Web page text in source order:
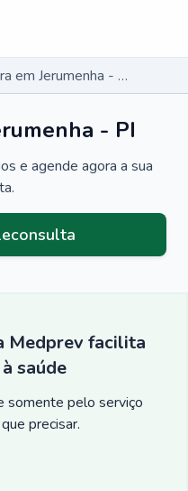
Psiquiatra em Jerumenha - PI
- PI
e agende agora a sua
Medprev facilita
saúde
somente pelo serviço
precisar.